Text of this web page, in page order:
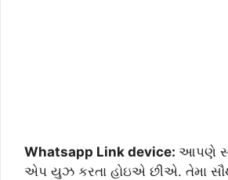
Whatsapp Link device: આપણે
એપ યુઝ કરતા હોઇએ છીએ. તેમા